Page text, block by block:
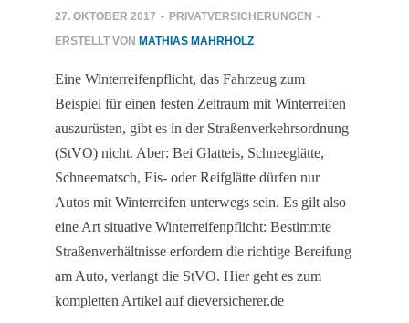
27. OKTOBER 2017 - PRIVATVERSICHERUNGEN -
ERSTELLT VON MATHIAS MAHRHOLZ
Eine Winterreifenpflicht, das Fahrzeug zum
Beispiel für einen festen Zeitraum mit Winterreifen
auszurüsten, gibt es in der Straßenverkehrsordnung
(StVO) nicht. Aber: Bei Glatteis, Schneeglätte,
Schneematsch, Eis- oder Reifglätte dürfen nur
Autos mit Winterreifen unterwegs sein. Es gilt also
eine Art situative Winterreifenpflicht: Bestimmte
Straßenverhältnisse erfordern die richtige Bereifung
am Auto, verlangt die StVO. Hier geht es zum
kompletten Artikel auf dieversicherer.de